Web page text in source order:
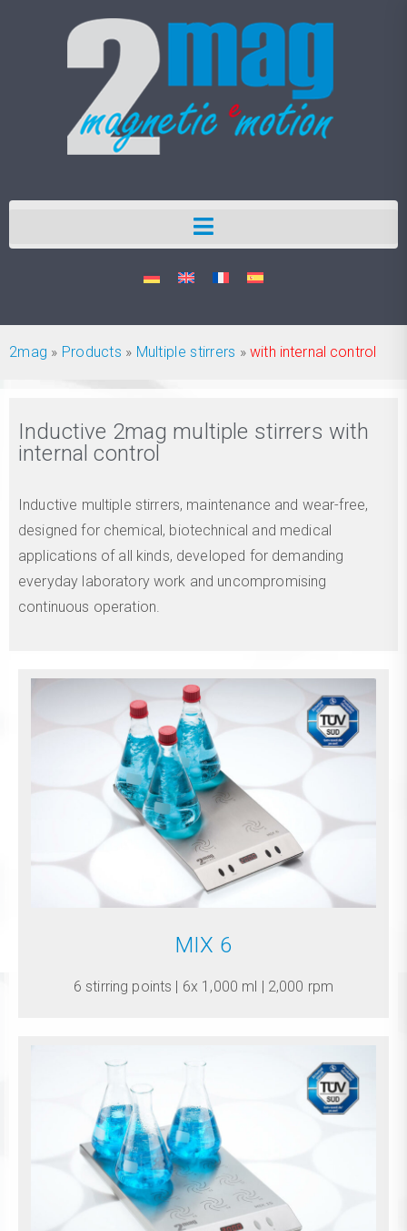
2mag » Products » Multiple stirrers »with internal control
Inductive 2mag multiple stirrers with
internal control
Inductive multiple stirrers, maintenance and wear-free,
designed for chemical, biotechnical and medical
applications of all kinds, developed for demanding
everyday laboratory work and uncompromising
continuous operation.
MIX 6
6 stirring points | 6x 1,000 ml | 2,000 rpm